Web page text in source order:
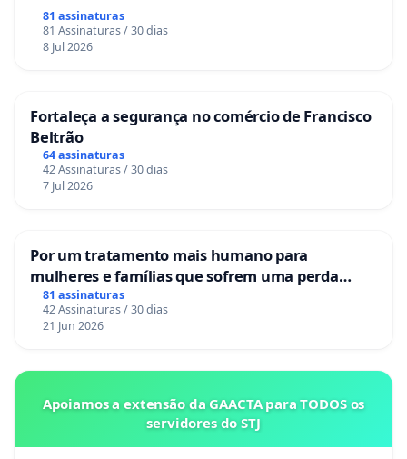
81 assinaturas
81 Assinaturas / 30 dias
8 Jul 2026
Fortaleça a segurança no comércio de Francisco
Beltrão
64 assinaturas
42 Assinaturas / 30 dias
7 Jul 2026
Por um tratamento mais humano para
mulheres e famílias que sofrem uma perda
gestacional nos hospitais portugueses
81 assinaturas
42 Assinaturas / 30 dias
21 Jun 2026
Apoiamos a extensão da GAACTA para TODOS os
servidores do STJ